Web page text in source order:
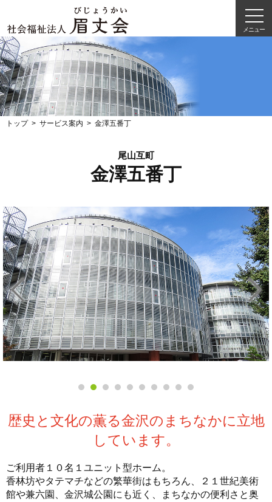
メニュー
トップ サービス案内 金澤五番丁
尾山互町
金澤五番丁
歴史と文化の薫る金沢のまちなかに立地
しています。
ご利用者１０名１ユニット型ホーム。
香林坊やタテマチなどの繁華街はもちろん、２１世紀美術
館や兼六園、金沢城公園にも近く、まちなかの便利さと奥